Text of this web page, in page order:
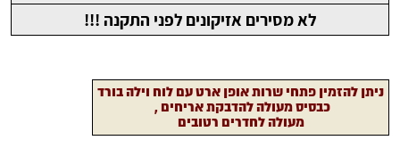
לא מסירים אזיקונים לפני התקנה !!!
ניתן להזמין פתחי שרות אופן ארט עם לוח וילה בורד
כבסיס מעולה להדבקת אריחים ,
מעולה לחדרים רטובים